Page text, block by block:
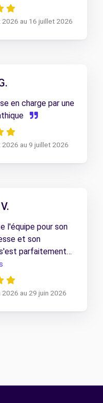
au 16 juillet 2026
en charge par une
au 9 juillet 2026
l'équipe pour son
et son
parfaitement
très bien informés
Un service de
sans hésiter !
au 29 juin 2026